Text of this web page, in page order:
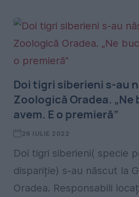
Doi tigri siberieni s-au
Zoologică Oradea. „Ne
avem. E o premieră”
26 IULIE 2022
Doi tigri siberieni( specie
dispariție) s-au născut la
Oradea. Responsabili